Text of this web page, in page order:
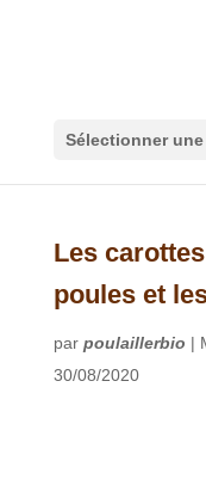
Sélectionner
Les
poules et
par poulaillerbio |
30/08/2020